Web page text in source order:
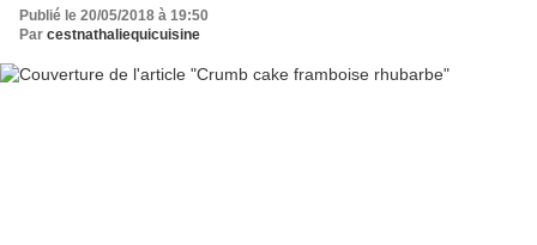
Publié le 20/05/2018 à 19:50
Par cestnathaliequicuisine